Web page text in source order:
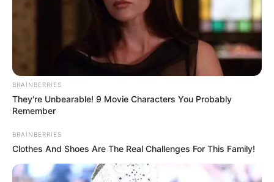
14:59 / 06 Avqust 2026
İşçini ərizə yazmağa məcbur etmək
olarmı? – Hüquqşünas açıqladı
BRAINBERRIES
They're Unbearable! 9 Movie Characters You Probably
Remember
BRAINBERRIES
Clothes And Shoes Are The Real Challenges For This Family!